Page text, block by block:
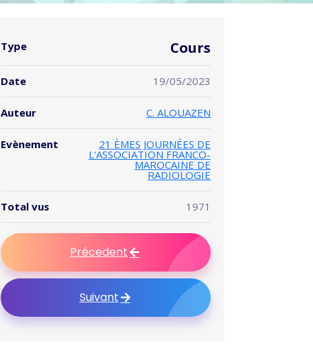
Type Cours
Date 19/05/2023
Auteur C. ALOUAZEN
Evènement 21 ÈMES JOURNÉES DE
L'ASSOCIATION FRANCO-
MAROCAINE DE
RADIOLOGIE
Total vus 1971
Précedent
Suivant